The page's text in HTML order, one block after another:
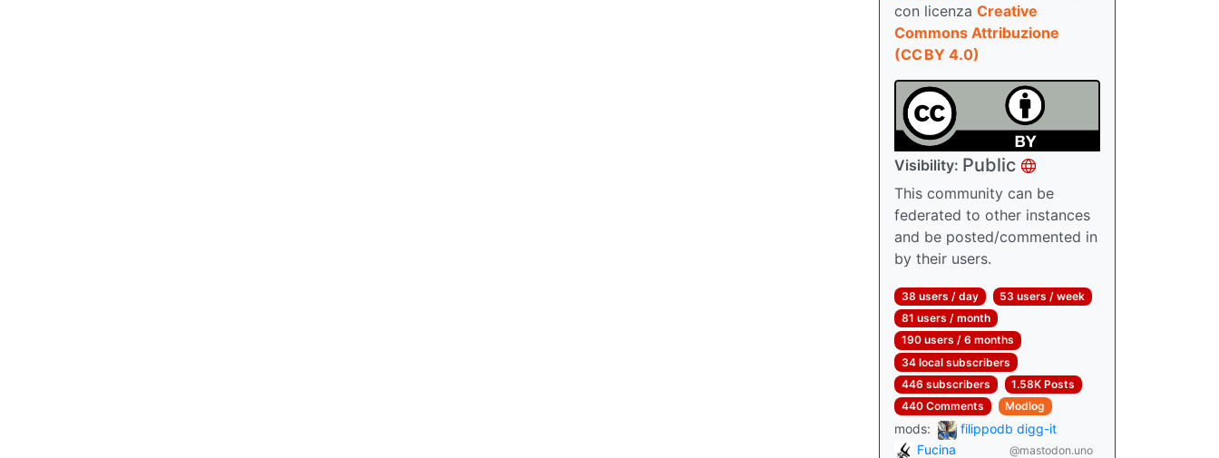
con licenza Creative
Commons Attribuzione
(CC BY 4.0)
Visibility: Public
This community can be
federated to other instances
and be posted/commented in
by their users.
38 users / day
53 users / week
81 users / month
190 users / 6 months
34 local subscribers
446 subscribers
1.58K Posts
440 Comments
Modlog
mods:
filippodb digg-it
Fucina
@mastodon.uno